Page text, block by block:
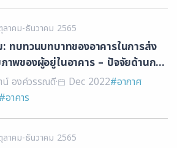
าคม-ธันวาคม 2565
ทบทวนบทบาทของอาคารในการส่ง
าพของผู้อยู่ในอาคาร – ปัจจัยด้านการ
ากาศ (Rethinking the role of
in promoting occupants’
องค์วรรณดี· Dec 2022#อากาศ
#อาคาร
าคม-ธันวาคม 2565